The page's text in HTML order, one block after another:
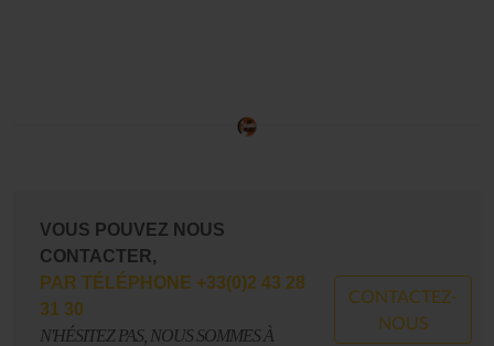
VOUS POUVEZ NOUS
CONTACTER,
PAR TÉLÉPHONE +33(0)2 43 28
31 30
N'HÉSITEZ PAS, NOUS SOMMES À
CONTACTEZ-
NOUS